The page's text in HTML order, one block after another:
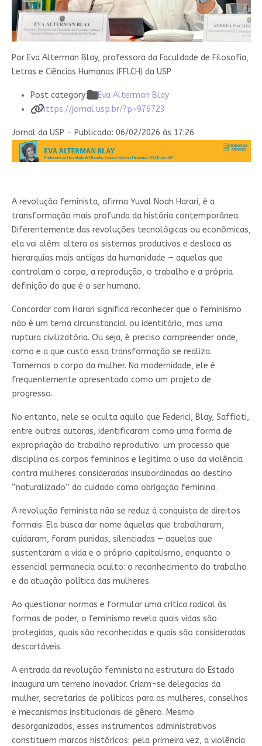
Por Eva Alterman Blay, professora da Faculdade de Filosofia,
Letras e Ciências Humanas (FFLCH) da USP
Post category:
Eva Alterman Blay
https://jornal.usp.br/?p=976723
Jornal da USP - Publicado: 06/02/2026 às 17:26
A revolução feminista, afirma Yuval Noah Harari, é a
transformação mais profunda da história contemporânea.
Diferentemente das revoluções tecnológicas ou econômicas,
ela vai além: altera os sistemas produtivos e desloca as
hierarquias mais antigas da humanidade — aquelas que
controlam o corpo, a reprodução, o trabalho e a própria
definição do que é o ser humano.
Concordar com Harari significa reconhecer que o feminismo
não é um tema circunstancial ou identitário, mas uma
ruptura civilizatória. Ou seja, é preciso compreender onde,
como e a que custo essa transformação se realiza.
Tomemos o corpo da mulher. Na modernidade, ele é
frequentemente apresentado como um projeto de
progresso.
No entanto, nele se oculta aquilo que Federici, Blay, Saffioti,
entre outras autoras, identificaram como uma forma de
expropriação do trabalho reprodutivo: um processo que
disciplina os corpos femininos e legitima o uso da violência
contra mulheres consideradas insubordinadas ao destino
“naturalizado” do cuidado como obrigação feminina.
A revolução feminista não se reduz à conquista de direitos
formais. Ela busca dar nome àquelas que trabalharam,
cuidaram, foram punidas, silenciadas — aquelas que
sustentaram a vida e o próprio capitalismo, enquanto o
essencial permanecia oculto: o reconhecimento do trabalho
e da atuação política das mulheres.
Ao questionar normas e formular uma crítica radical às
formas de poder, o feminismo revela quais vidas são
protegidas, quais são reconhecidas e quais são consideradas
descartáveis.
A entrada da revolução feminista na estrutura do Estado
inaugura um terreno inovador. Criam-se delegacias da
mulher, secretarias de políticas para as mulheres, conselhos
e mecanismos institucionais de gênero. Mesmo
desorganizados, esses instrumentos administrativos
constituem marcos históricos: pela primeira vez, a violência